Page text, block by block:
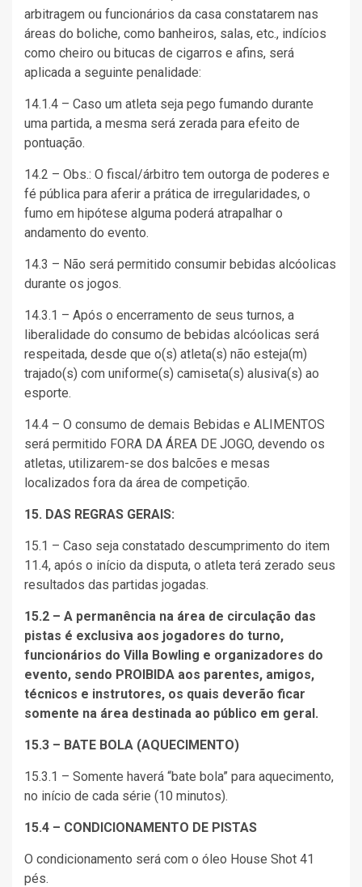
arbitragem ou funcionários da casa constatarem nas
áreas do boliche, como banheiros, salas, etc., indícios
como cheiro ou bitucas de cigarros e afins, será
aplicada a seguinte penalidade:
14.1.4 – Caso um atleta seja pego fumando durante
uma partida, a mesma será zerada para efeito de
pontuação.
14.2 – Obs.: O fiscal/árbitro tem outorga de poderes e
fé pública para aferir a prática de irregularidades, o
fumo em hipótese alguma poderá atrapalhar o
andamento do evento.
14.3 – Não será permitido consumir bebidas alcóolicas
durante os jogos.
14.3.1 – Após o encerramento de seus turnos, a
liberalidade do consumo de bebidas alcóolicas será
respeitada, desde que o(s) atleta(s) não esteja(m)
trajado(s) com uniforme(s) camiseta(s) alusiva(s) ao
esporte.
14.4 – O consumo de demais Bebidas e ALIMENTOS
será permitido FORA DA ÁREA DE JOGO, devendo os
atletas, utilizarem-se dos balcões e mesas
localizados fora da área de competição.
15. DAS REGRAS GERAIS:
15.1 – Caso seja constatado descumprimento do item
11.4, após o início da disputa, o atleta terá zerado seus
resultados das partidas jogadas.
15.2 – A permanência na área de circulação das
pistas é exclusiva aos jogadores do turno,
funcionários do Villa Bowling e organizadores do
evento, sendo PROIBIDA aos parentes, amigos,
técnicos e instrutores, os quais deverão ficar
somente na área destinada ao público em geral.
15.3 – BATE BOLA (AQUECIMENTO)
15.3.1 – Somente haverá “bate bola” para aquecimento,
no início de cada série (10 minutos).
15.4 – CONDICIONAMENTO DE PISTAS
O condicionamento será com o óleo House Shot 41
pés.